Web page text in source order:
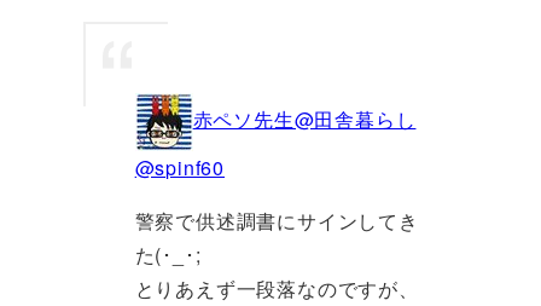
赤ペソ先生@田舎暮らし
@spinf60
警察で供述調書にサインしてき
た(･_･;
とりあえず一段落なのですが、